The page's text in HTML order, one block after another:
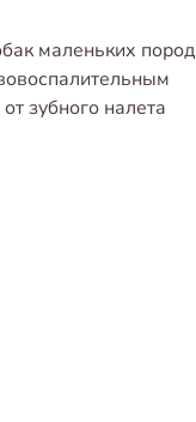
маленьких пород
зубного налета